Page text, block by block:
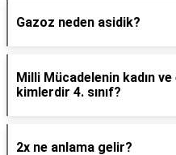
Gazoz neden asidik?
Milli Mücadelenin kadın
kimlerdir 4. sınıf?
2x ne anlama gelir?